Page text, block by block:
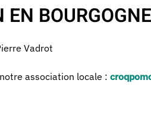
EN BOURGOGNE
Vadrot
association locale :